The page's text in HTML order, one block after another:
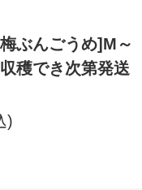
ぶんごうめ]M～
穫でき次第発送
)